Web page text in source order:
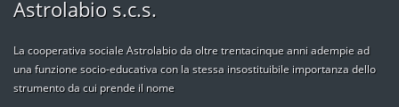
Astrolabio s.c.s.
La cooperativa sociale Astrolabio da oltre trentacinque anni adempie ad
una funzione socio-educativa con la stessa insostituibile importanza dello
strumento da cui prende il nome